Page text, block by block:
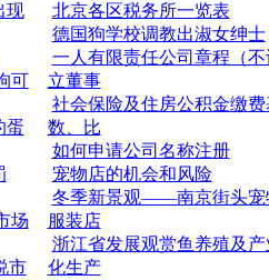
现
可
蛋
场
市
北京各区税务所一览表
德国狗学校调教出淑女绅士
一人有限责任公司章程（不
立董事
社会保险及住房公积金缴费
数、比
如何申请公司名称注册
宠物店的机会和风险
冬季新景观——南京街头宠
服装店
浙江省发展观赏鱼养殖及产
化生产